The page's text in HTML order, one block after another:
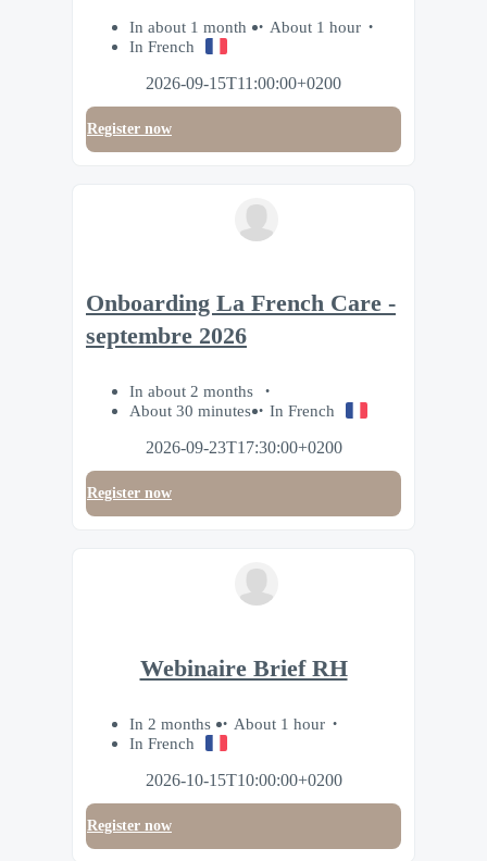
In about 1 month
About 1 hour
In French
2026-09-15T11:00:00+0200
Register now
Onboarding La French Care -
septembre 2026
In about 2 months
About 30 minutes
In French
2026-09-23T17:30:00+0200
Register now
Webinaire Brief RH
In 2 months
About 1 hour
In French
2026-10-15T10:00:00+0200
Register now